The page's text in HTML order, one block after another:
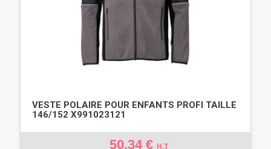
VESTE POLAIRE POUR ENFANTS PROFI TAILLE
146/152 X991023121
50,34 € H.T